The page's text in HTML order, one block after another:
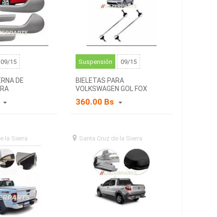
09/15
DE
Suspensión 09/15
BIELETAS PARA
VOLKSWAGEN GOL FOX
360.00 Bs
la Sierra Santa Cruz de la Sierra